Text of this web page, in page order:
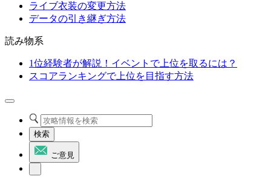
ライブ衣装の変更方法
データの引き継ぎ方法
読み物系
1位経験者が解説！イベントで上位を取るには？
スコアランキングで上位を目指す方法
検索
ご意見